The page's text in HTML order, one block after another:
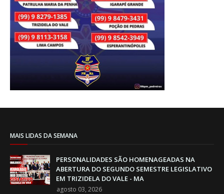
MAIS LIDAS DA SEMANA
PERSONALIDADES SÃO HOMENAGEADAS NA
ABERTURA DO SEGUNDO SEMESTRE LEGISLATIVO
EM TRIZIDELA DO VALE - MA
agosto 03, 2026